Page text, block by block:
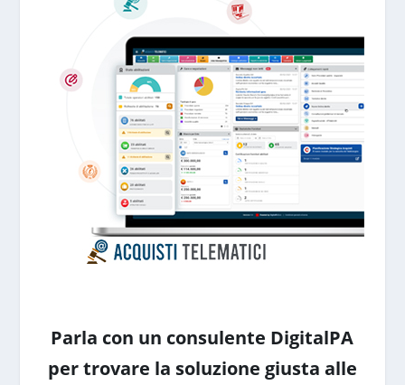
Parla con un consulente DigitalPA
per trovare la soluzione giusta alle